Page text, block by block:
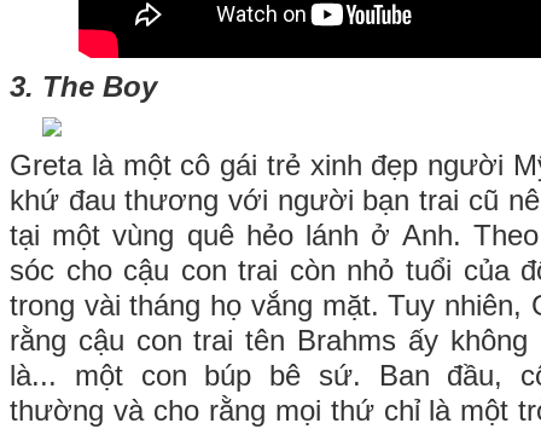
3. The Boy
Greta là một cô gái trẻ xinh đẹp người
khứ đau thương với người bạn trai cũ
tại một vùng quê hẻo lánh ở Anh.
sóc cho cậu con trai còn nhỏ tuổi của
trong vài tháng họ vắng mặt. Tuy nhiên,
rằng cậu con trai tên Brahms ấy
là... một con búp bê sứ. Ban đầu,
thường và cho rằng mọi thứ chỉ là một